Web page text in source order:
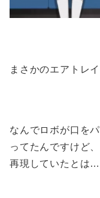
まさかのエアトレ
なんでロボが口を
ってたんですけど
再現していたとは…